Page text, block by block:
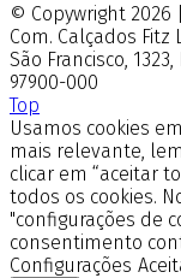
© Copywright 2026
Com. Calçados Fitz
São Francisco,
97900-000
Top
Usamos cookies
mais relevante,
clicar em “aceitar
todos os cookies.
"configurações de
consentimento
Configurações